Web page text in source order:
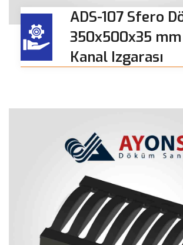
ADS-107 Sfero
350x500x35
Kanal Izgarası